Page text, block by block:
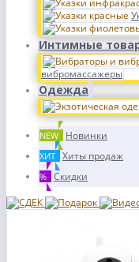
Интимные
вибромассажеры
Одежда
NEW Новинки
ХИТ Хиты продаж
% Скидки